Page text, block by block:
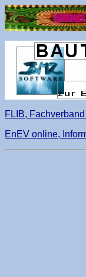
FLIB,
EnEV online,